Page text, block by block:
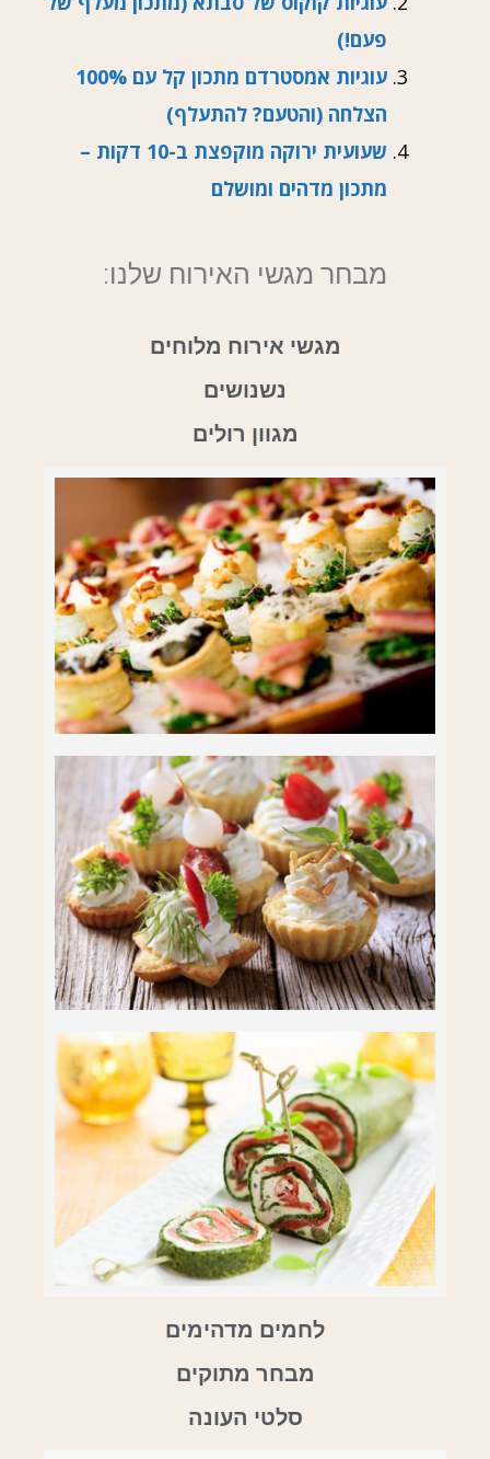
פעם!)
עוגיות אמסטרדם מתכון קל עם 100%
הצלחה (והטעם? להתעלף)
שעועית ירוקה מוקפצת ב-10 דקות –
מתכון מדהים ומושלם
מבחר מגשי האירוח שלנו:
מגשי אירוח מלוחים
נשנושים
מגוון רולים
לחמים מדהימים
מבחר מתוקים
סלטי העונה